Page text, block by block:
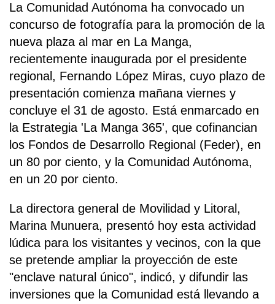
La Comunidad Autónoma ha convocado un
concurso de fotografía para la promoción de la
nueva plaza al mar en La Manga,
recientemente inaugurada por el presidente
regional, Fernando López Miras, cuyo plazo de
presentación comienza mañana viernes y
concluye el 31 de agosto. Está enmarcado en
la Estrategia 'La Manga 365', que cofinancian
los Fondos de Desarrollo Regional (Feder), en
un 80 por ciento, y la Comunidad Autónoma,
en un 20 por ciento.
La directora general de Movilidad y Litoral,
Marina Munuera, presentó hoy esta actividad
lúdica para los visitantes y vecinos, con la que
se pretende ampliar la proyección de este
"enclave natural único", indicó, y difundir las
inversiones que la Comunidad está llevando a